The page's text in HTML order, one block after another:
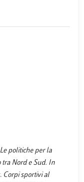
politiche per la
Nord e Sud. In
Corpi sportivi al